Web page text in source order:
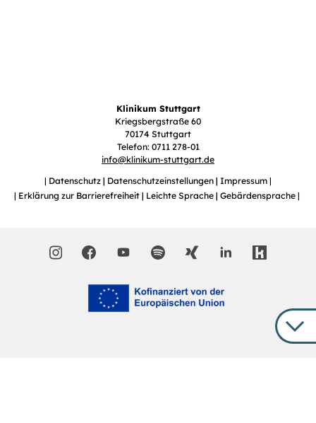
Klinikum Stuttgart
Kriegsbergstraße 60
70174 Stuttgart
Telefon: 0711 278-01
info@klinikum-stuttgart.de
Datenschutz
Datenschutzeinstellungen
Impressum
Erklärung zur Barrierefreiheit
Leichte Sprache Gebärdensprache